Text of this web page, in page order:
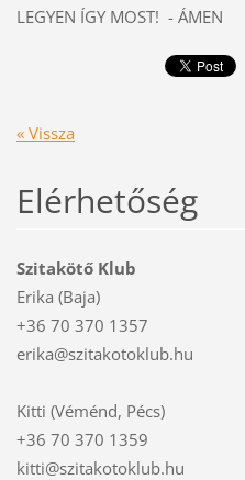
LEGYEN ÍGY MOST! - ÁMEN
« Vissza
Elérhetőség
Szitakötő Klub
Erika (Baja)
+36 70 370 1357
erika@szitakotoklub.hu
Kitti (Véménd, Pécs)
+36 70 370 1359
kitti@szitakotoklub.hu